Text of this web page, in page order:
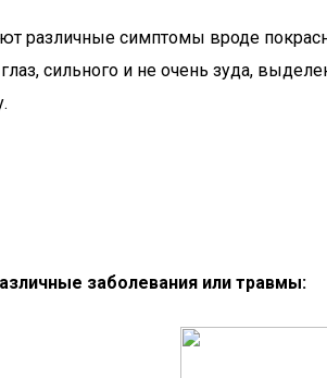
различные симптомы вроде
сильного и не очень зуда,
заболевания или травмы: